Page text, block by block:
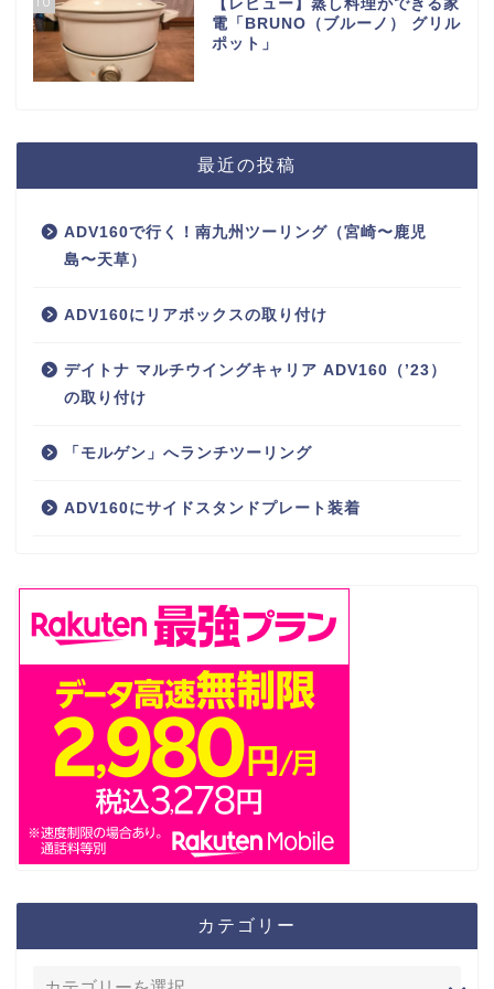
【レビュー】蒸し料理ができる家
電「BRUNO（ブルーノ） グリル
ポット」
最近の投稿
ADV160で行く！南九州ツーリング（宮崎〜鹿児
島〜天草）
ADV160にリアボックスの取り付け
デイトナ マルチウイングキャリア ADV160（’23）
の取り付け
「モルゲン」へランチツーリング
ADV160にサイドスタンドプレート装着
カテゴリー